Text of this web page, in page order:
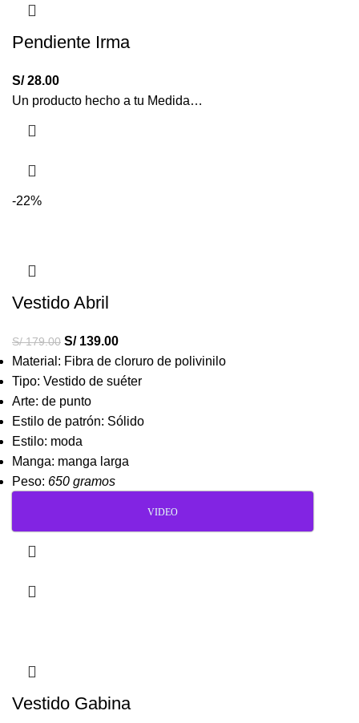
Pendiente Irma
S/28.00
Un producto hecho a tu Medida…
-22%
Vestido Abril
S/179.00 S/139.00
Material: Fibra de cloruro de polivinilo
Tipo: Vestido de suéter
Arte: de punto
Estilo de patrón: Sólido
Estilo: moda
Manga: manga larga
Peso: 650 gramos
VIDEO
Vestido Gabina